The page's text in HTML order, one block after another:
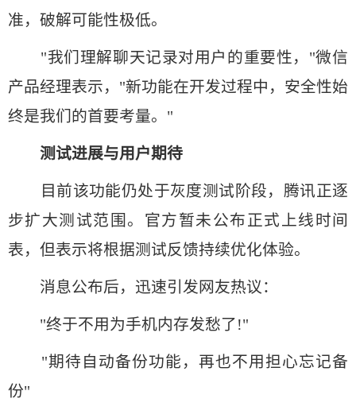
准，破解可能性极低。
"我们理解聊天记录对用户的重要性，"微信
产品经理表示，"新功能在开发过程中，安全性始
终是我们的首要考量。"
测试进展与用户期待
目前该功能仍处于灰度测试阶段，腾讯正逐
步扩大测试范围。官方暂未公布正式上线时间
表，但表示将根据测试反馈持续优化体验。
消息公布后，迅速引发网友热议：
"终于不用为手机内存发愁了!"
"期待自动备份功能，再也不用担心忘记备
份"